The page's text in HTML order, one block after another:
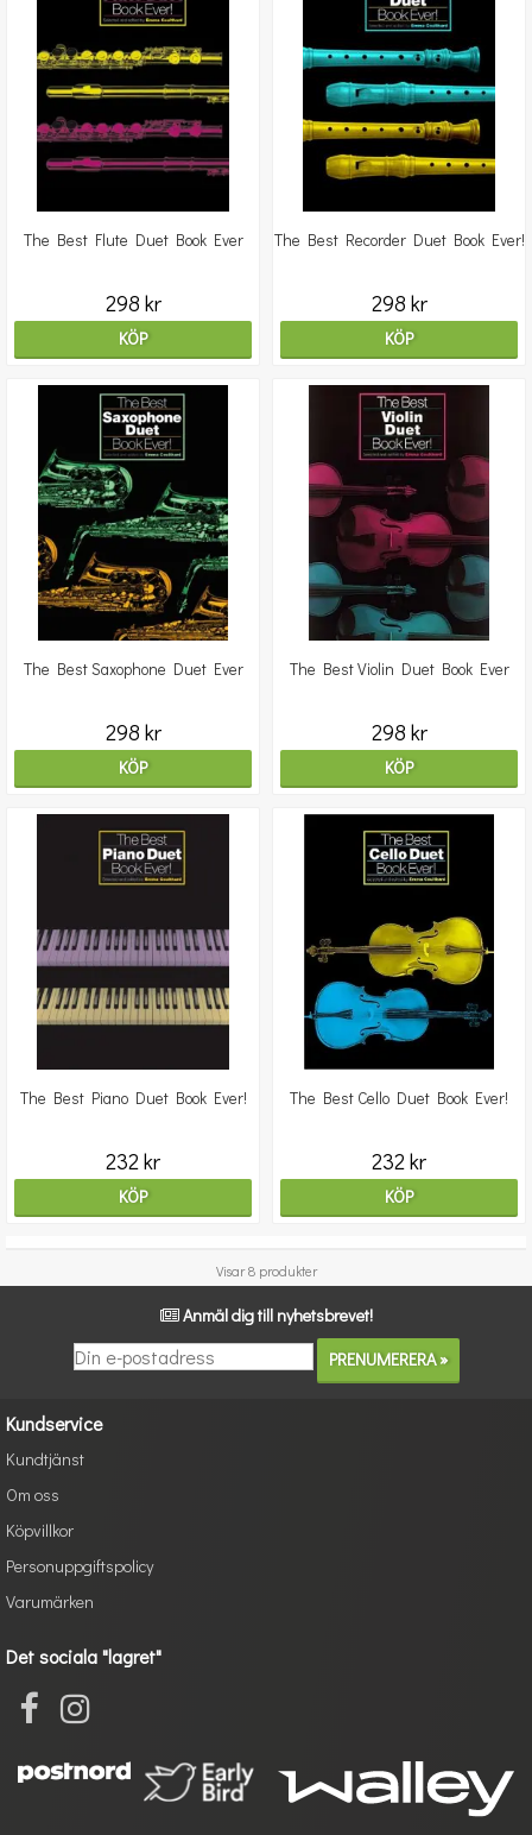
The Best Flute Duet Book Ever
298 kr
KÖP
The Best Recorder Duet Book Ever!
298 kr
KÖP
The Best Saxophone Duet Ever
298 kr
KÖP
The Best Violin Duet Book Ever
298 kr
KÖP
The Best Piano Duet Book Ever!
232 kr
KÖP
The Best Cello Duet Book Ever!
232 kr
KÖP
Visar 8 produkter
Anmäl dig till nyhetsbrevet!
Kundservice
Kundtjänst
Om oss
Köpvillkor
Personuppgiftspolicy
Varumärken
Det sociala "lagret"